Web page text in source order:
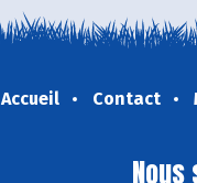
Accueil Contact